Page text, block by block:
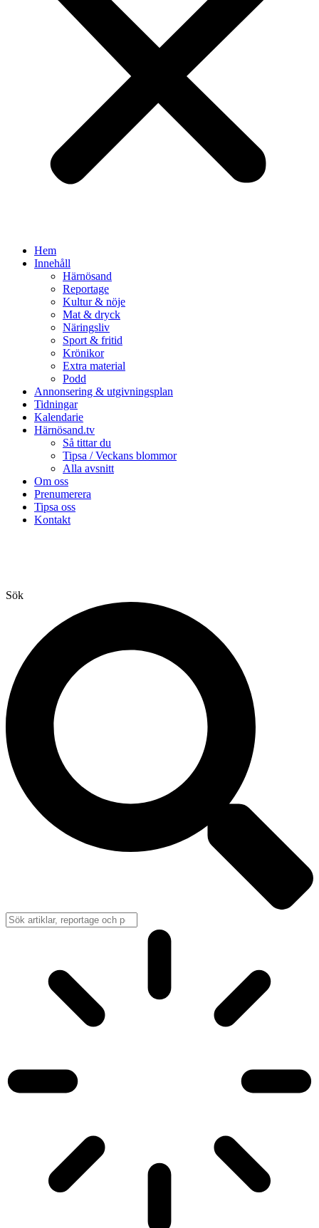
Hem
Innehåll
Härnösand
Reportage
Kultur & nöje
Mat & dryck
Näringsliv
Sport & fritid
Krönikor
Extra material
Podd
Annonsering & utgivningsplan
Tidningar
Kalendarie
Härnösand.tv
Så tittar du
Tipsa / Veckans blommor
Alla avsnitt
Om oss
Prenumerera
Tipsa oss
Kontakt
Sök